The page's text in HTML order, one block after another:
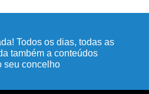
Todos os dias, todas as
também a conteúdos
seu concelho